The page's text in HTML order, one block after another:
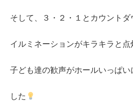
そして、３・２・１とカウントダ
イルミネーションがキラキラと点
子ども達の歓声がホールいっぱい
した